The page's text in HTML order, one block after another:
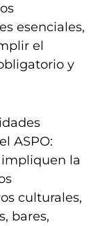
esenciales,
el
y
ASPO:
la
culturales,
bares,